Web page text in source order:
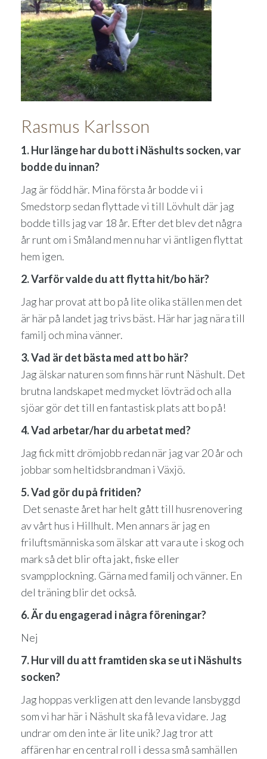
Rasmus Karlsson
1. Hur länge har du bott i Näshults socken, var
bodde du innan?
Jag är född här. Mina första år bodde vi i
Smedstorp sedan flyttade vi till Lövhult där jag
bodde tills jag var 18 år. Efter det blev det några
år runt om i Småland men nu har vi äntligen flyttat
hem igen.
2. Varför valde du att flytta hit/bo här?
Jag har provat att bo på lite olika ställen men det
är här på landet jag trivs bäst. Här har jag nära till
familj och mina vänner.
3. Vad är det bästa med att bo här?
Jag älskar naturen som finns här runt Näshult. Det
brutna landskapet med mycket lövträd och alla
sjöar gör det till en fantastisk plats att bo på!
4. Vad arbetar/har du arbetat med?
Jag fick mitt drömjobb redan när jag var 20 år och
jobbar som heltidsbrandman i Växjö.
5. Vad gör du på fritiden?
Det senaste året har helt gått till husrenovering
av vårt hus i Hillhult. Men annars är jag en
friluftsmänniska som älskar att vara ute i skog och
mark så det blir ofta jakt, fiske eller
svampplockning. Gärna med familj och vänner. En
del träning blir det också.
6. Är du engagerad i några föreningar?
Nej
7. Hur vill du att framtiden ska se ut i Näshults
socken?
Jag hoppas verkligen att den levande lansbyggd
som vi har här i Näshult ska få leva vidare. Jag
undrar om den inte är lite unik? Jag tror att
affären har en central roll i dessa små samhällen